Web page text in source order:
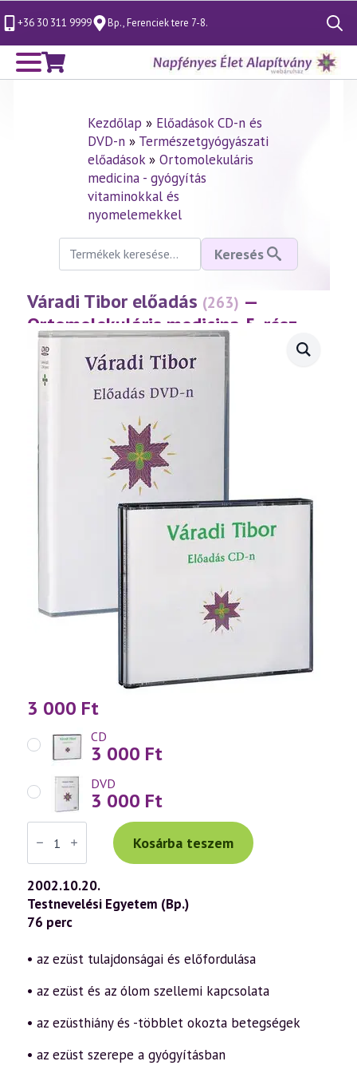
+36 30 311 9999 Bp., Ferenciek tere 7-8.
Search
for:
Kezdőlap » Előadások CD-n és
DVD-n» Természetgyógyászati
előadások» Ortomolekuláris
medicina - gyógyítás
vitaminokkal és
nyomelemekkel
Keresés
következőre:
Keresés
Váradi Tibor előadás (263) —
Ortomolekuláris medicina 5. rész –
Ezüst, ólom
(2002.10.20.)
3 000 Ft
CD
3 000 Ft
DVD
3 000 Ft
Váradi
Tibor
előadás
(263)
—
Ortomolekuláris
medicina
5.
rész
Ezüst,
ólom
mennyiség
Kosárba teszem
2002.10.20.
Testnevelési Egyetem (Bp.)
76 perc
• az ezüst tulajdonságai és előfordulása
• az ezüst és az ólom szellemi kapcsolata
• az ezüsthiány és -többlet okozta betegségek
• az ezüst szerepe a gyógyításban